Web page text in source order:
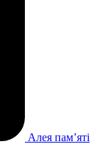
Алея памʼяті